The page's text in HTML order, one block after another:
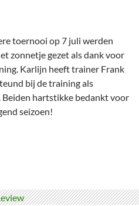
toernooi op 7 juli werden
zonnetje gezet als dank voor
Karlijn heeft trainer Frank
bij de training als
hartstikke bedankt voor
seizoen!